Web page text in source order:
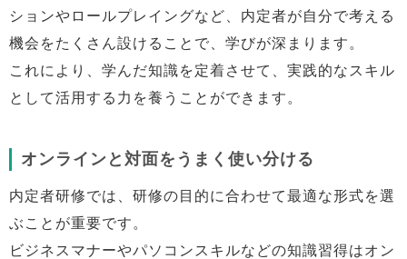
ションやロールプレイングなど、内定者が自分で考える
機会をたくさん設けることで、学びが深まります。
これにより、学んだ知識を定着させて、実践的なスキル
として活用する力を養うことができます。
オンラインと対面をうまく使い分ける
内定者研修では、研修の目的に合わせて最適な形式を選
ぶことが重要です。
ビジネスマナーやパソコンスキルなどの知識習得はオン